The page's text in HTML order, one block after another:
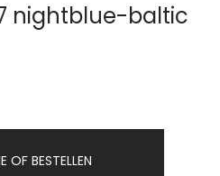
nightblue-baltic
OF BESTELLEN